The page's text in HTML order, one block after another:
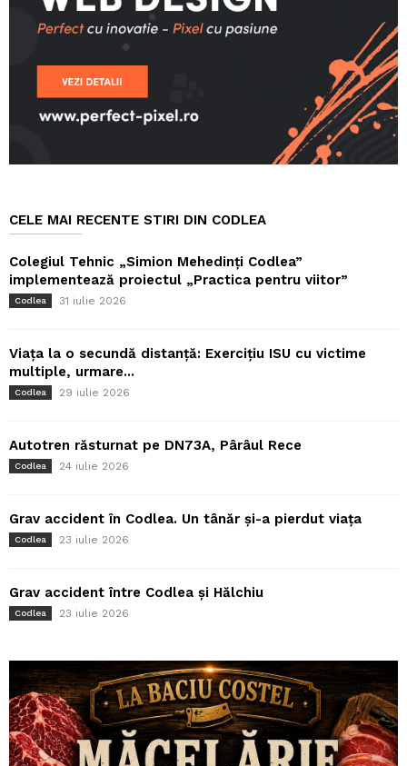
CELE MAI RECENTE STIRI DIN CODLEA
Colegiul Tehnic „Simion Mehedinți Codlea”
implementează proiectul „Practica pentru viitor”
Codlea 31 iulie 2026
Viața la o secundă distanță: Exercițiu ISU cu victime
multiple, urmare...
Codlea 29 iulie 2026
Autotren răsturnat pe DN73A, Pârâul Rece
Codlea 24 iulie 2026
Grav accident în Codlea. Un tânăr și-a pierdut viața
Codlea 23 iulie 2026
Grav accident între Codlea și Hălchiu
Codlea 23 iulie 2026